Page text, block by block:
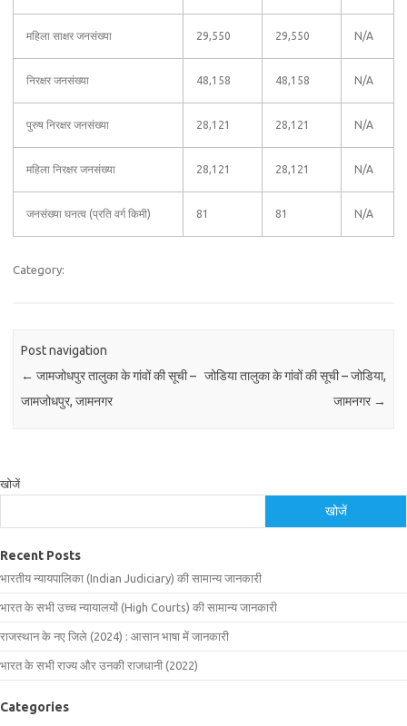
महिला साक्षर जनसंख्या 29,550 29,550 N/A
निरक्षर जनसंख्या 48,158 48,158 N/A
पुरुष निरक्षर जनसंख्या 28,121 28,121 N/A
महिला निरक्षर जनसंख्या 28,121 28,121 N/A
जनसंख्या घनत्व (प्रति वर्ग किमी) 81 81 N/A
Category:
Post navigation
← जामजोधपुर तालुका के गांवों की सूची –
जामजोधपुर, जामनगर
जोडिया तालुका के गांवों की सूची – जोडिया,
जामनगर →
खोजें
खोजें
Recent Posts
भारतीय न्यायपालिका (Indian Judiciary) की सामान्य जानकारी
भारत के सभी उच्च न्यायालयों (High Courts) की सामान्य जानकारी
राजस्थान के नए जिले (2024) : आसान भाषा में जानकारी
भारत के सभी राज्य और उनकी राजधानी (2022)
Categories